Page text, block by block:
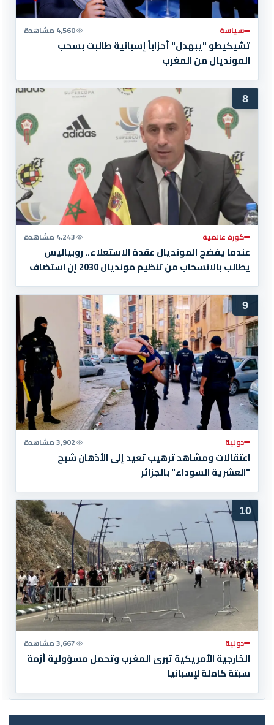
سياسة 4,560 مشاهدة
تشيكيطو "يبهدل" أحزاباً إسبانية طالبت بسحب
المونديال من المغرب
8
كورة عالمية 4,243 مشاهدة
عندما يفضح المونديال عقدة الاستعلاء.. روبياليس
يطالب بالانسحاب من تنظيم مونديال 2030 إن استضاف
9
دولية 3,902 مشاهدة
اعتقالات ومشاهد ترهيب تعيد إلى الأذهان شبح
"العشرية السوداء" بالجزائر
10
دولية 3,667 مشاهدة
الخارجية الأمريكية تبرئ المغرب وتحمل مسؤولية أزمة
سبتة كاملة لإسبانيا